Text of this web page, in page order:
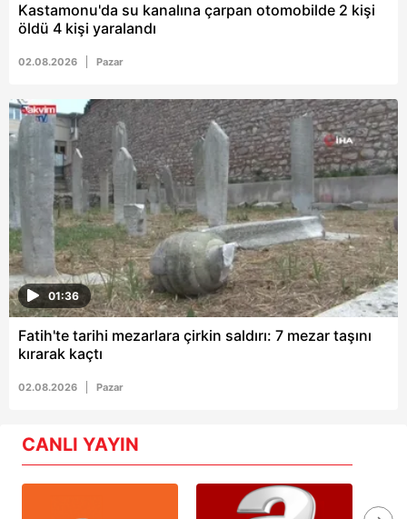
Kastamonu'da su kanalına çarpan otomobilde 2 kişi
öldü 4 kişi yaralandı
02.08.2026 Pazar
01:36
Fatih'te tarihi mezarlara çirkin saldırı: 7 mezar taşını
kırarak kaçtı
02.08.2026 Pazar
CANLI YAYIN